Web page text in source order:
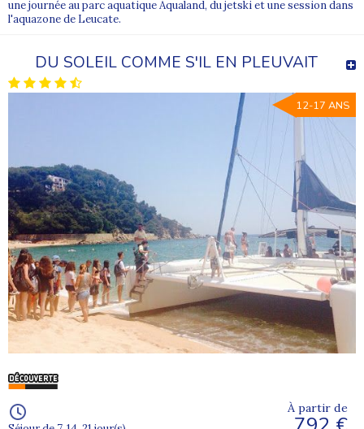
une journée au parc aquatique Aqualand, du jetski et une session dans
l'aquazone de Leucate.
DU SOLEIL COMME S'IL EN PLEUVAIT
12-17 ANS
À partir de